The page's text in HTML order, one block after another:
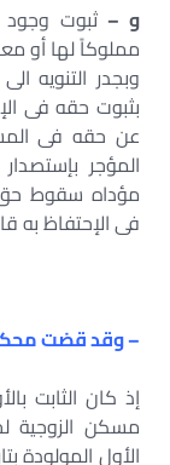
و –ثبوت وجود
مملوكاً لها أو
وبجدر التنويه
بثبوت حقه فى
عن حقه فى
المؤجر
مؤداه سقوط
فى الإحتفاظ به
– وقد قضت
إذ كان الثابت
مسكن الزوجية